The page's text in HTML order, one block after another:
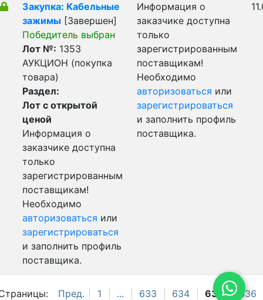
Пред. 1 ... 633 634 635 636
Закупка: Кабельные
зажимы [Завершен]
Победитель выбран
Лот №: 1353
АУКЦИОН (покупка
товара)
Раздел:
Лот с открытой
ценой
Информация о
заказчике доступна
только
зарегистрированным
поставщикам!
Необходимо
авторизоваться или
зарегистрироваться
и заполнить профиль
поставщика.
Информация о
заказчике доступна
только
зарегистрированным
поставщикам!
Необходимо
авторизоваться или
зарегистрироваться
и заполнить профиль
поставщика.